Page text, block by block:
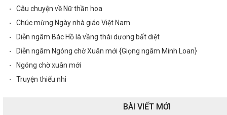
· Câu chuyện về Nữ thần hoa
· Chúc mừng Ngày nhà giáo Việt Nam
· Diễn ngâm Bác Hồ là vầng thái dương bất diệt
· Diễn ngâm Ngóng chờ Xuân mới {Giọng ngâm Minh Loan}
· Ngóng chờ xuân mới
· Truyện thiếu nhi
BÀI VIẾT MỚI